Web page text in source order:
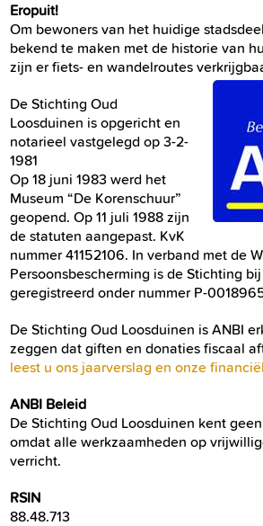
Eropuit!
Om bewoners van het huidige
bekend te maken met de historie van
zijn er fiets- en wandelroutes
De Stichting Oud
Loosduinen is opgericht en
notarieel vastgelegd op 3-2-
1981
Op 18 juni 1983 werd het
Museum “De Korenschuur”
geopend. Op 11 juli 1988 zijn
de statuten aangepast. KvK
nummer 41152106. In verband met de
Persoonsbescherming is de Stichting
geregistreerd onder nummer P-
De Stichting Oud Loosduinen is ANBI
zeggen dat giften en donaties fiscaal
leest u ons jaarverslag en onze
ANBI Beleid
De Stichting Oud Loosduinen kent
omdat alle werkzaamheden op
verricht.
RSIN
88.48.713